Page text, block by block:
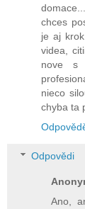
chces
je aj
videa,
nove s
nieco
chyba ta
Odpovědi
Ano,